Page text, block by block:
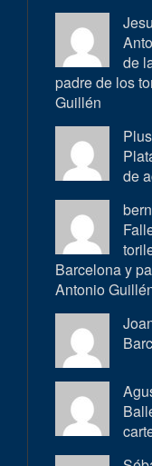
de
padre de los
Guillén
de
Barcelona y
Antonio